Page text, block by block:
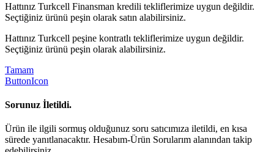
Hattınız Turkcell Finansman kredili tekliflerimize uygun değildir.
Seçtiğiniz ürünü peşin olarak satın alabilirsiniz.
Hattınız Turkcell peşine kontratlı tekliflerimize uygun değildir.
Seçtiğiniz ürünü peşin olarak alabilirsiniz.
Tamam
ButtonIcon
Sorunuz İletildi.
Ürün ile ilgili sormuş olduğunuz soru satıcımıza iletildi, en kısa
sürede yanıtlanacaktır. Hesabım-Ürün Sorularım alanından takip